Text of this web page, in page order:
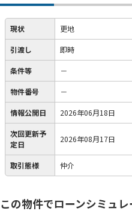
現状 更地
引渡し 即時
条件等 －
物件番号 －
情報公開日 2026年06月18日
次回更新予
定日
2026年08月17日
取引態様 仲介
この物件でローンシミュ